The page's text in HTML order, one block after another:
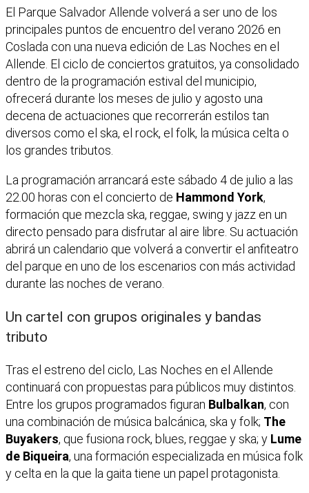
El Parque Salvador Allende volverá a ser uno de los
principales puntos de encuentro del verano 2026 en
Coslada con una nueva edición de Las Noches en el
Allende. El ciclo de conciertos gratuitos, ya consolidado
dentro de la programación estival del municipio,
ofrecerá durante los meses de julio y agosto una
decena de actuaciones que recorrerán estilos tan
diversos como el ska, el rock, el folk, la música celta o
los grandes tributos.
La programación arrancará este sábado 4 de julio a las
22.00 horas con el concierto de Hammond York,
formación que mezcla ska, reggae, swing y jazz en un
directo pensado para disfrutar al aire libre. Su actuación
abrirá un calendario que volverá a convertir el anfiteatro
del parque en uno de los escenarios con más actividad
durante las noches de verano.
Un cartel con grupos originales y bandas
tributo
Tras el estreno del ciclo, Las Noches en el Allende
continuará con propuestas para públicos muy distintos.
Entre los grupos programados figuran Bulbalkan, con
una combinación de música balcánica, ska y folk; The
Buyakers, que fusiona rock, blues, reggae y ska; y Lume
de Biqueira, una formación especializada en música folk
y celta en la que la gaita tiene un papel protagonista.